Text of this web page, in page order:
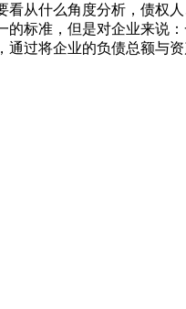
从什么角度分析，债权
标准，但是对企业来说
过将企业的负债总额与